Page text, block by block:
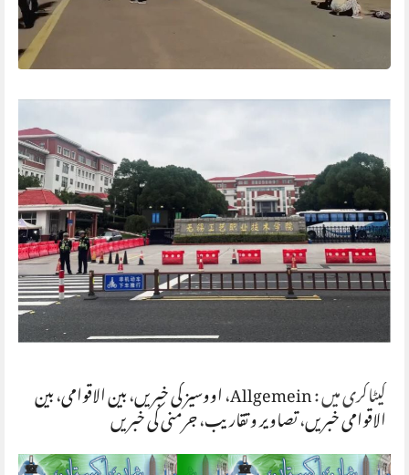
کیٹاگری میں :Allgemein،اووسیز کی خبریں،بین الاقوامی،بین الاقوامی خبریں،تصاویر و تقاریب،جرمنی کی خبریں